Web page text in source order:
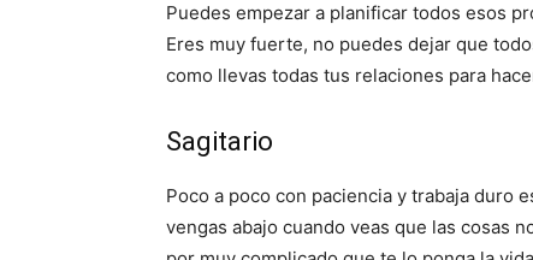
Puedes empezar a planificar todos esos
Eres muy fuerte, no puedes dejar que
como llevas todas tus relaciones para
Sagitario
Poco a poco con paciencia y trabaja duro
vengas abajo cuando veas que las cosas